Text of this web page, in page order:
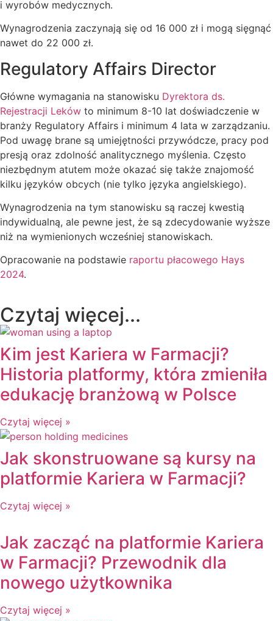
i wyrobów medycznych.
Wynagrodzenia zaczynają się od 16 000 zł i mogą sięgnąć
nawet do 22 000 zł.
Regulatory Affairs Director
Główne wymagania na stanowisku Dyrektora ds.
Rejestracji Leków to minimum 8-10 lat doświadczenie w
branży Regulatory Affairs i minimum 4 lata w zarządzaniu.
Pod uwagę brane są umiejętności przywódcze, pracy pod
presją oraz zdolność analitycznego myślenia. Często
niezbędnym atutem może okazać się także znajomość
kilku języków obcych (nie tylko języka angielskiego).
Wynagrodzenia na tym stanowisku są raczej kwestią
indywidualną, ale pewne jest, że są zdecydowanie wyższe
niż na wymienionych wcześniej stanowiskach.
Opracowanie na podstawie raportu płacowego Hays
2024.
Czytaj więcej...
Kim jest Kariera w Farmacji?
Historia platformy, która zmieniła
edukację branżową w Polsce
Czytaj więcej »
Jak skonstruowane są kursy na
platformie Kariera w Farmacji?
Czytaj więcej »
Jak zacząć na platformie Kariera
w Farmacji? Przewodnik dla
nowego użytkownika
Czytaj więcej »